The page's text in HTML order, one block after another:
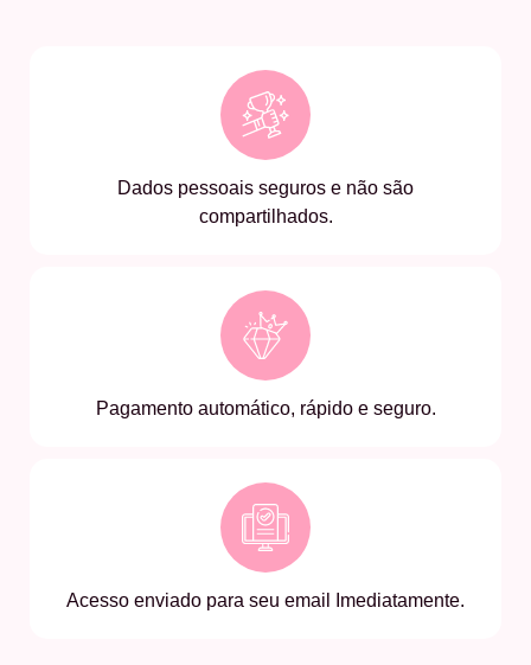
Dados pessoais seguros e não são
compartilhados.
Pagamento automático, rápido e seguro.
Acesso enviado para seu email Imediatamente.